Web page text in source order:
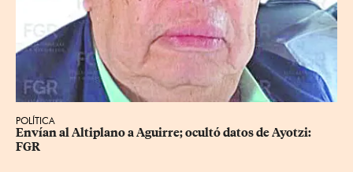
POLÍTICA
Envían al Altiplano a Aguirre; ocultó datos de Ayotzi:
FGR